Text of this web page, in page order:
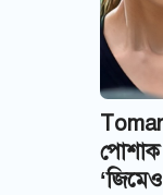
পোশাক